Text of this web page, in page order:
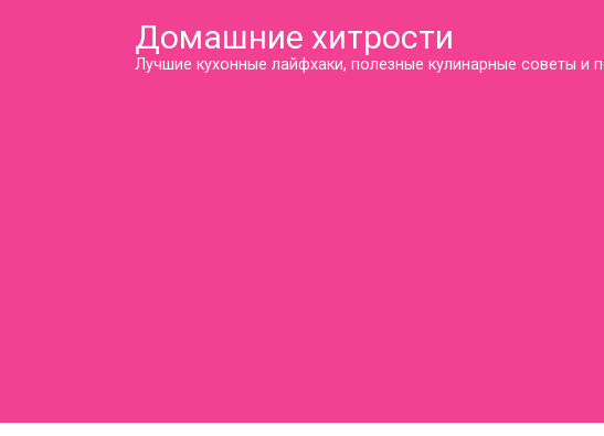
Домашние хитрости
Лучшие кухонные лайфхаки, полезные кулинарные советы и